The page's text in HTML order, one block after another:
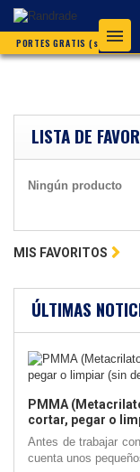
PORTES GRATIS (según
LISTA DE
Ningún producto
MIS FAVORITOS
ÚLTIMAS
PMMA
cortar, pegar o
Antes de trabajar
cuenta unos